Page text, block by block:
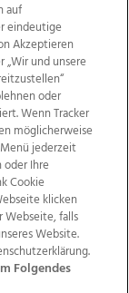
Jobs
Werbung
auf
eindeutige
Akzeptieren
und unsere
oder
Wenn Tracker
möglicherweise
jederzeit
Ihre
Cookie
klicken
Webseite, falls
Website.
Folgendes